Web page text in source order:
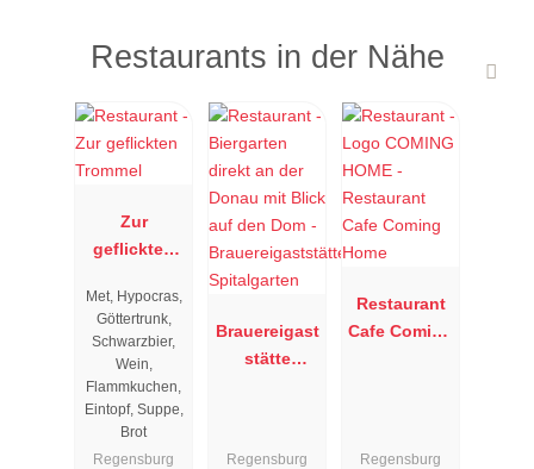
Restaurants in der Nähe
Zur
geflickten
Met, Hypocras,
Göttertrunk,
Schwarzbier,
Wein,
Flammkuchen,
Eintopf, Suppe,
Brot
Regensburg
Brauereigast
stätte
Regensburg
Restaurant
Cafe Coming
Regensburg